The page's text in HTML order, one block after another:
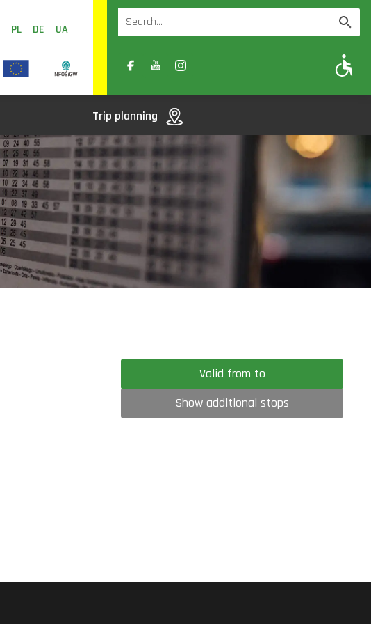
PL DE UA
A- A A+
Trip planning
Valid from to
Show additional stops